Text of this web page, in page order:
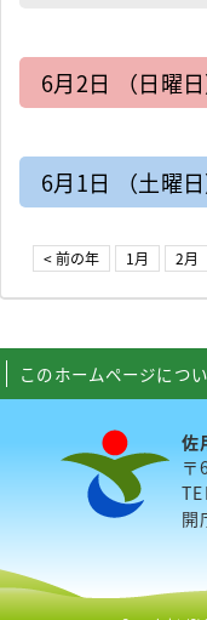
6月2日 （日曜日
6月1日 （土曜日
< 前の年 1月 2月
このホームページにつ
佐
開